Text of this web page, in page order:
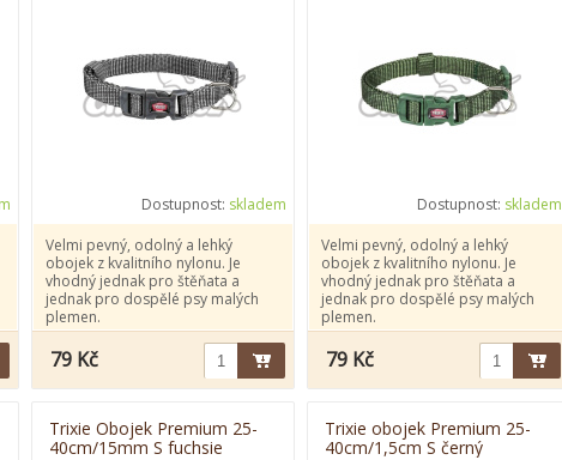
Dostupnost: skladem
Velmi pevný, odolný a lehký
obojek z kvalitního nylonu. Je
vhodný jednak pro štěňata a
jednak pro dospělé psy malých
plemen.
79 Kč
Dostupnost: skladem
Velmi pevný, odolný a lehký
obojek z kvalitního nylonu. Je
vhodný jednak pro štěňata a
jednak pro dospělé psy malých
plemen.
79 Kč
Trixie Obojek Premium 25-
40cm/15mm S fuchsie
Trixie obojek Premium 25-
40cm/1,5cm S černý